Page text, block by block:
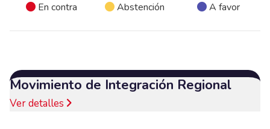
En contra Abstención A favor
Movimiento de Integración Regional
Ver detalles